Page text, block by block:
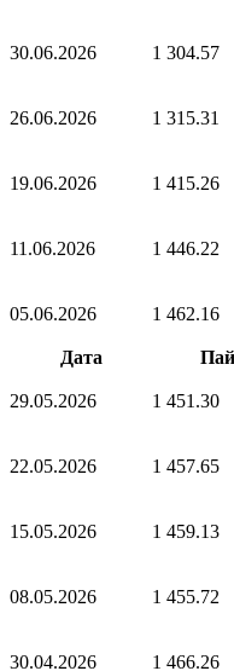
30.06.2026 1 304.57
26.06.2026 1 315.31
19.06.2026 1 415.26
11.06.2026 1 446.22
05.06.2026 1 462.16
Дата
Пай
29.05.2026 1 451.30
22.05.2026 1 457.65
15.05.2026 1 459.13
08.05.2026 1 455.72
30.04.2026 1 466.26